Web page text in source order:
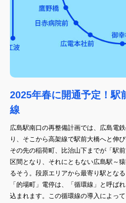
2025年春に開通予定！駅
線
広島駅南口の再整備計画では、広島電
り、そこから高架線で駅前大橋へと伸
その先の稲荷町、比治山下までが「駅
区間となり、それにともない広島駅～
るそう。段原エリアから最寄り駅とな
「的場町」電停は、「循環線」と呼ば
込まれます。この循環線の導入によっ